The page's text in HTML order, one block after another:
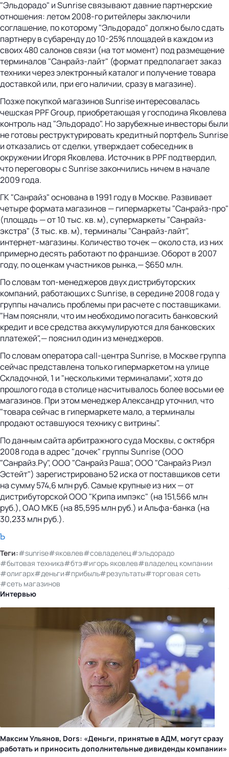
"Эльдорадо" и Sunrise связывают давние партнерские
отношения: летом 2008-го ритейлеры заключили
соглашение, по которому "Эльдорадо" должно было сдать
партнеру в субаренду до 10-25% площадей в каждом из
своих 480 салонов связи (на тот момент) под размещение
терминалов "Санрайз-лайт" (формат предполагает заказ
техники через электронный каталог и получение товара
доставкой или, при его наличии, сразу в магазине).
Позже покупкой магазинов Sunrise интересовалась
чешская PPF Group, приобретающая у господина Яковлева
контроль над "Эльдорадо". Но зарубежные инвесторы были
не готовы реструктурировать кредитный портфель Sunrise
и отказались от сделки, утверждает собеседник в
окружении Игоря Яковлева. Источник в PPF подтвердил,
что переговоры c Sunrise закончились ничем в начале
2009 года.
ГК "Санрайз" основана в 1991 году в Москве. Развивает
четыре формата магазинов — гипермаркеты "Санрайз-про"
(площадь — от 10 тыс. кв. м), супермаркеты "Санрайз-
экстра" (3 тыс. кв. м), терминалы "Санрайз-лайт",
интернет-магазины. Количество точек — около ста, из них
примерно десять работают по франшизе. Оборот в 2007
году, по оценкам участников рынка,— $650 млн.
По словам топ-менеджеров двух дистрибуторских
компаний, работающих с Sunrise, в середине 2008 года у
группы начались проблемы при расчете с поставщиками.
"Нам поясняли, что им необходимо погасить банковский
кредит и все средства аккумулируются для банковских
платежей",— пояснил один из менеджеров.
По словам оператора call-центра Sunrise, в Москве группа
сейчас представлена только гипермаркетом на улице
Складочной, 1 и "несколькими терминалами", хотя до
прошлого года в столице насчитывалось более восьми ее
магазинов. При этом менеджер Александр уточнил, что
"товара сейчас в гипермаркете мало, а терминалы
продают оставшуюся технику с витрины".
По данным сайта арбитражного суда Москвы, с октября
2008 года в адрес "дочек" группы Sunrise (ООО
"Санрайз.Ру", ООО "Санрайз Раша", ООО "Санрайз Риэл
Эстейт") зарегистрировано 52 иска от поставщиков сети
на сумму 574,6 млн руб. Самые крупные из них — от
дистрибуторской ООО "Крипа импэкс" (на 151,566 млн
руб.), ОАО МКБ (на 85,595 млн руб.) и Альфа-банка (на
30,233 млн руб.).
Ъ
Теги:#sunrise#яковлев#совладелец#эльдорадо
#бытовая техника#бтэ#игорь яковлев#владелец компании
#олигарх#деньги#прибыль#результаты#торговая сеть
#сеть магазинов
Интервью
Максим Ульянов, Dors: «Деньги, принятые в АДМ, могут сразу
работать и приносить дополнительные дивиденды компании»